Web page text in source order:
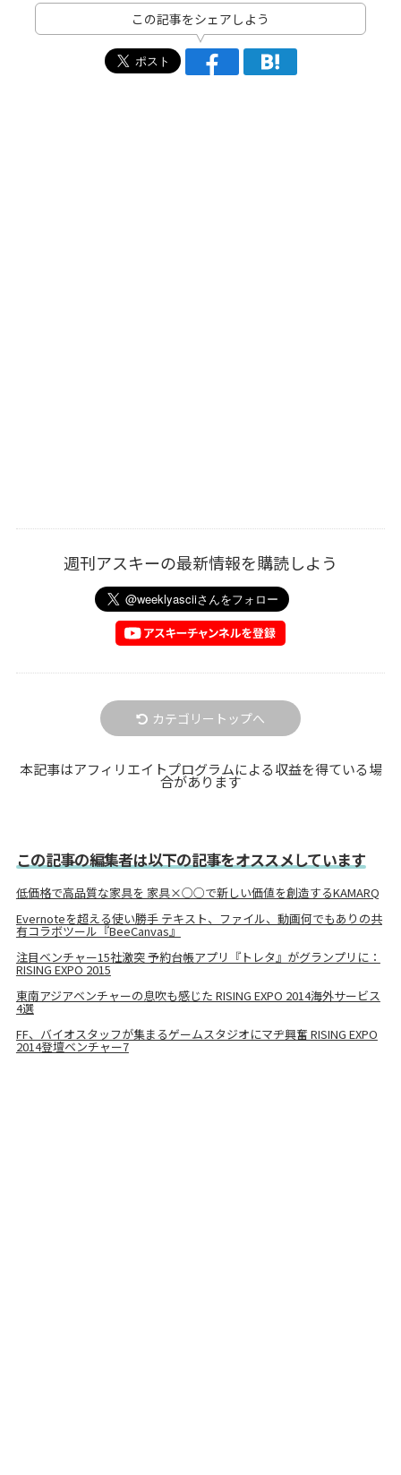
この記事をシェアしよう
週刊アスキーの最新情報を購読しよう
カテゴリートップへ
本記事はアフィリエイトプログラムによる収益を得ている場
合があります
この記事の編集者は以下の記事をオススメしています
低価格で高品質な家具を 家具×○○で新しい価値を創造するKAMARQ
Evernoteを超える使い勝手 テキスト、ファイル、動画何でもありの共
有コラボツール『BeeCanvas』
注目ベンチャー15社激突 予約台帳アプリ『トレタ』がグランプリに：
RISING EXPO 2015
東南アジアベンチャーの息吹も感じた RISING EXPO 2014海外サービス
4選
FF、バイオスタッフが集まるゲームスタジオにマヂ興奮 RISING EXPO
2014登壇ベンチャー7